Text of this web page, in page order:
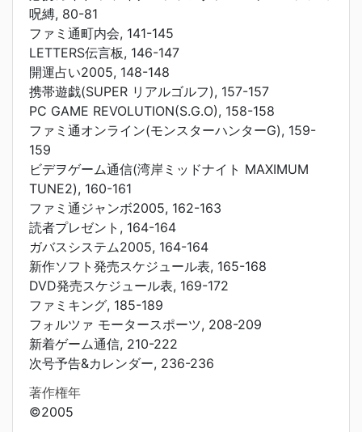
呪縛, 80-81
ファミ通町内会, 141-145
LETTERS伝言板, 146-147
開運占い2005, 148-148
携帯遊戯(SUPER リアルゴルフ), 157-157
PC GAME REVOLUTION(S.G.O), 158-158
ファミ通オンライン(モンスターハンターG), 159-
159
ビデヲゲーム通信(湾岸ミッドナイト MAXIMUM
TUNE2), 160-161
ファミ通ジャンボ2005, 162-163
読者プレゼント, 164-164
ガバスシステム2005, 164-164
新作ソフト発売スケジュール表, 165-168
DVD発売スケジュール表, 169-172
ファミキング, 185-189
フォルツァ モータースポーツ, 208-209
新着ゲーム通信, 210-222
次号予告&カレンダー, 236-236
著作権年
©2005